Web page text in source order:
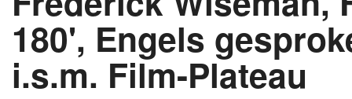
180', Engels
i.s.m. Film-Plateau